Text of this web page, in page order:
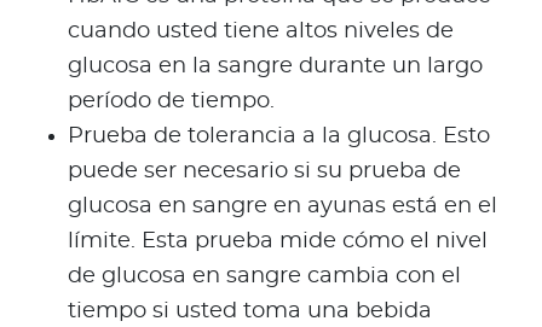
cuando usted tiene altos niveles de
glucosa en la sangre durante un largo
período de tiempo.
Prueba de tolerancia a la glucosa. Esto
puede ser necesario si su prueba de
glucosa en sangre en ayunas está en el
límite. Esta prueba mide cómo el nivel
de glucosa en sangre cambia con el
tiempo si usted toma una bebida